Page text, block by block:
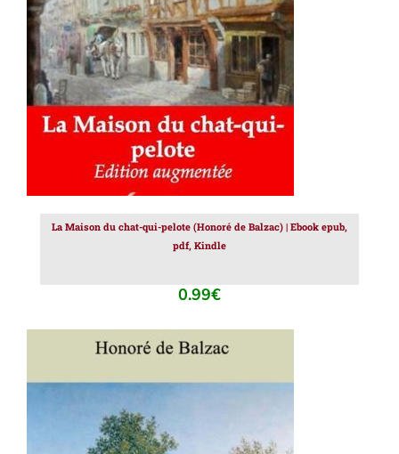
AJOUTER AU PANIER / DÉTAILS
La Maison du chat-qui-pelote (Honoré de Balzac) | Ebook epub,
pdf, Kindle
0.99€